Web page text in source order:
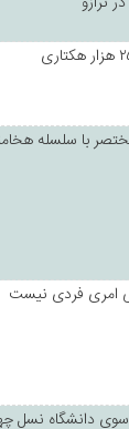
با سلسله
دانشگاه نسل